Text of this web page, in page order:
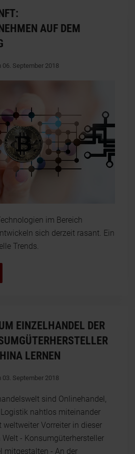
AUF DEM
September 2018
im Bereich
sich derzeit rasant. Ein
Trends.
EINZELHANDEL DER
LERNEN
September 2018
sind Onlinehandel,
nahtlos miteinander
Vorreiter in dieser
- Konsumgüterhersteller
mitgestalten - An der